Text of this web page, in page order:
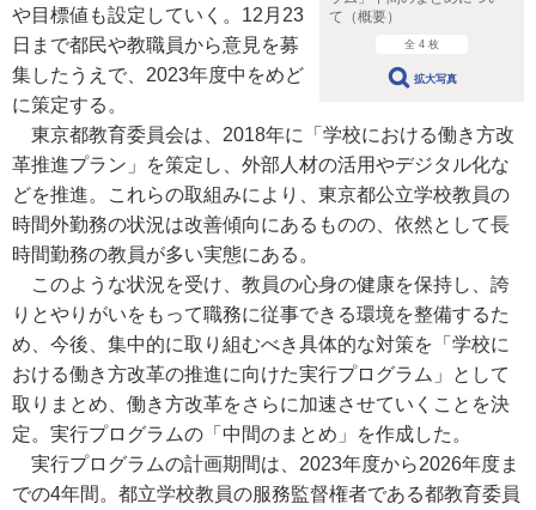
て（概要）
全 4 枚
拡大写真
や目標値も設定していく。12月23
日まで都民や教職員から意見を募
集したうえで、2023年度中をめど
に策定する。
東京都教育委員会は、2018年に「学校における働き方改
革推進プラン」を策定し、外部人材の活用やデジタル化な
どを推進。これらの取組みにより、東京都公立学校教員の
時間外勤務の状況は改善傾向にあるものの、依然として長
時間勤務の教員が多い実態にある。
このような状況を受け、教員の心身の健康を保持し、誇
りとやりがいをもって職務に従事できる環境を整備するた
め、今後、集中的に取り組むべき具体的な対策を「学校に
おける働き方改革の推進に向けた実行プログラム」として
取りまとめ、働き方改革をさらに加速させていくことを決
定。実行プログラムの「中間のまとめ」を作成した。
実行プログラムの計画期間は、2023年度から2026年度ま
での4年間。都立学校教員の服務監督権者である都教育委員